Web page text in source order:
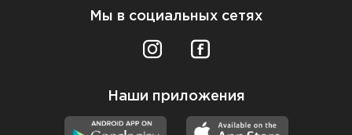
Мы в социальных сетях
Наши приложения